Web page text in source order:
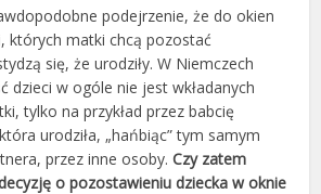
podejrzenie, że do okien
których matki chcą pozostać
się, że urodziły. W Niemczech
dzieci w ogóle nie jest wkładanych
tylko na przykład przez babcię
urodziła, „hańbiąc” tym samym
przez inne osoby.Czy zatem
o pozostawieniu dziecka w oknie